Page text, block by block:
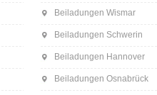
Beiladungen Wismar
Beiladungen Schwerin
Beiladungen Hannover
Beiladungen Osnabrück